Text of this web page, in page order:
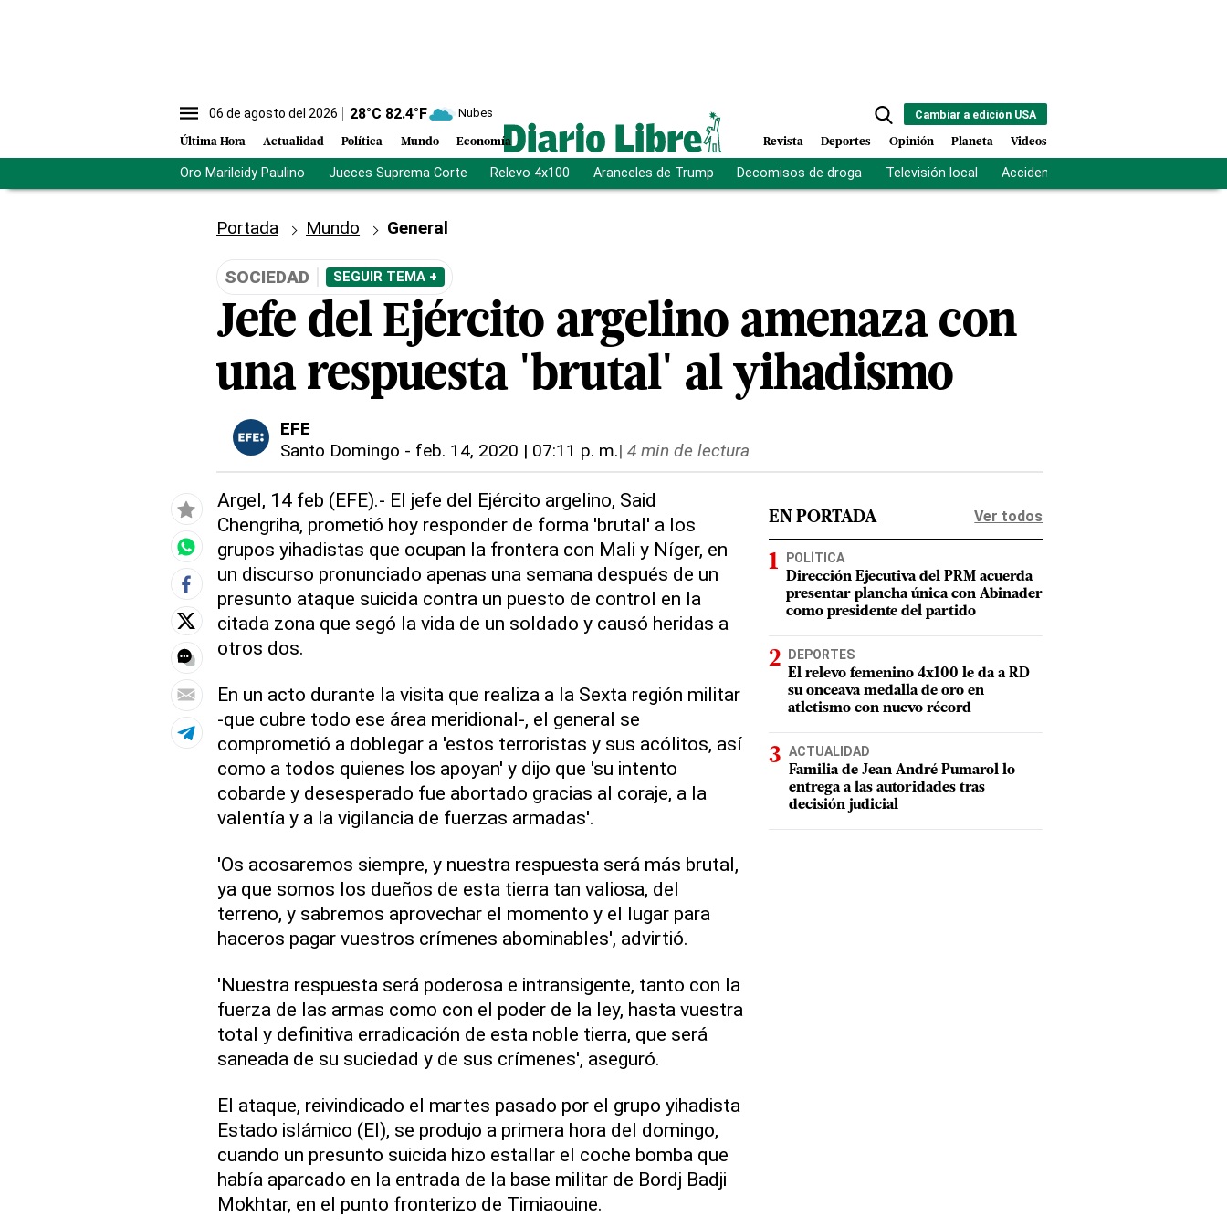
06 de agosto del 2026 28°C 82.4°F Nubes
Última Hora Actualidad Política Mundo Economía
Cambiar a edición USA
Revista Deportes Opinión Planeta Videos
Oro Marileidy Paulino Jueces Suprema Corte Relevo 4x100 Aranceles de Trump Decomisos de droga Televisión local Accidente Los Ríos
Portada Mundo General
SOCIEDAD SEGUIR TEMA +
Jefe del Ejército argelino amenaza con
una respuesta 'brutal' al yihadismo
EFE
Santo Domingo - feb. 14, 2020 | 07:11 p. m.| 4 min de lectura
Argel, 14 feb (EFE).- El jefe del Ejército argelino, Said
Chengriha, prometió hoy responder de forma 'brutal' a los
grupos yihadistas que ocupan la frontera con Mali y Níger, en
un discurso pronunciado apenas una semana después de un
presunto ataque suicida contra un puesto de control en la
citada zona que segó la vida de un soldado y causó heridas a
otros dos.
En un acto durante la visita que realiza a la Sexta región militar
-que cubre todo ese área meridional-, el general se
comprometió a doblegar a 'estos terroristas y sus acólitos, así
como a todos quienes los apoyan' y dijo que 'su intento
cobarde y desesperado fue abortado gracias al coraje, a la
valentía y a la vigilancia de fuerzas armadas'.
'Os acosaremos siempre, y nuestra respuesta será más brutal,
ya que somos los dueños de esta tierra tan valiosa, del
terreno, y sabremos aprovechar el momento y el lugar para
haceros pagar vuestros crímenes abominables', advirtió.
'Nuestra respuesta será poderosa e intransigente, tanto con la
fuerza de las armas como con el poder de la ley, hasta vuestra
total y definitiva erradicación de esta noble tierra, que será
saneada de su suciedad y de sus crímenes', aseguró.
El ataque, reivindicado el martes pasado por el grupo yihadista
Estado islámico (EI), se produjo a primera hora del domingo,
cuando un presunto suicida hizo estallar el coche bomba que
había aparcado en la entrada de la base militar de Bordj Badji
Mokhtar, en el punto fronterizo de Timiaouine.
EN PORTADA Ver todos
POLÍTICA
Dirección Ejecutiva del PRM acuerda
presentar plancha única con Abinader
como presidente del partido
DEPORTES
El relevo femenino 4x100 le da a RD
su onceava medalla de oro en
atletismo con nuevo récord
ACTUALIDAD
Familia de Jean André Pumarol lo
entrega a las autoridades tras
decisión judicial